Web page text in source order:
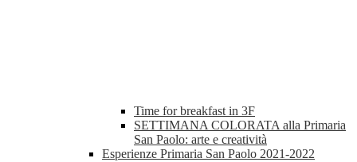
Time for breakfast in 3F
SETTIMANA COLORATA alla Primaria
San Paolo: arte e creatività
Esperienze Primaria San Paolo 2021-2022